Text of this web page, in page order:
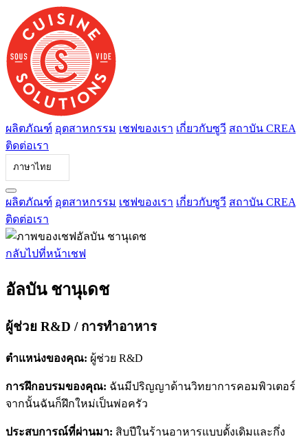
ไป
ที่
เนื้อหา
ผลิตภัณฑ์ อุตสาหกรรม เชฟของเรา เกี่ยวกับซูวี สถาบัน CREA
ติดต่อเรา
ภาษาไทย
ผลิตภัณฑ์ อุตสาหกรรม เชฟของเรา เกี่ยวกับซูวี สถาบัน CREA
ติดต่อเรา
กลับไปที่หน้าเชฟ
อัลบัน ชานุเดช
ผู้ช่วย R&D / การทําอาหาร
ตําแหน่งของคุณ: ผู้ช่วย R&D
การฝึกอบรมของคุณ: ฉันมีปริญญาด้านวิทยาการคอมพิวเตอร์
จากนั้นฉันก็ฝึกใหม่เป็นพ่อครัว
ประสบการณ์ที่ผ่านมา: สิบปีในร้านอาหารแบบดั้งเดิมและกึ่ง